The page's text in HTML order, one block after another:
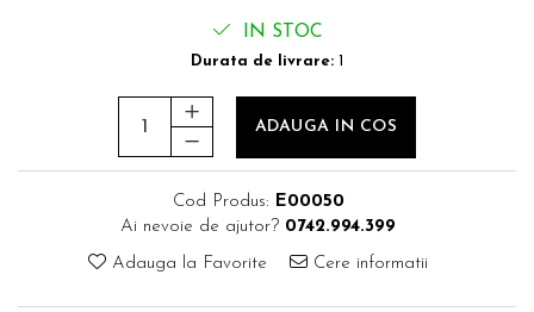
IN STOC
Durata de livrare: 1
ADAUGA IN COS
Cod Produs: E00050
Ai nevoie de ajutor? 0742.994.399
Adauga la Favorite Cere informatii